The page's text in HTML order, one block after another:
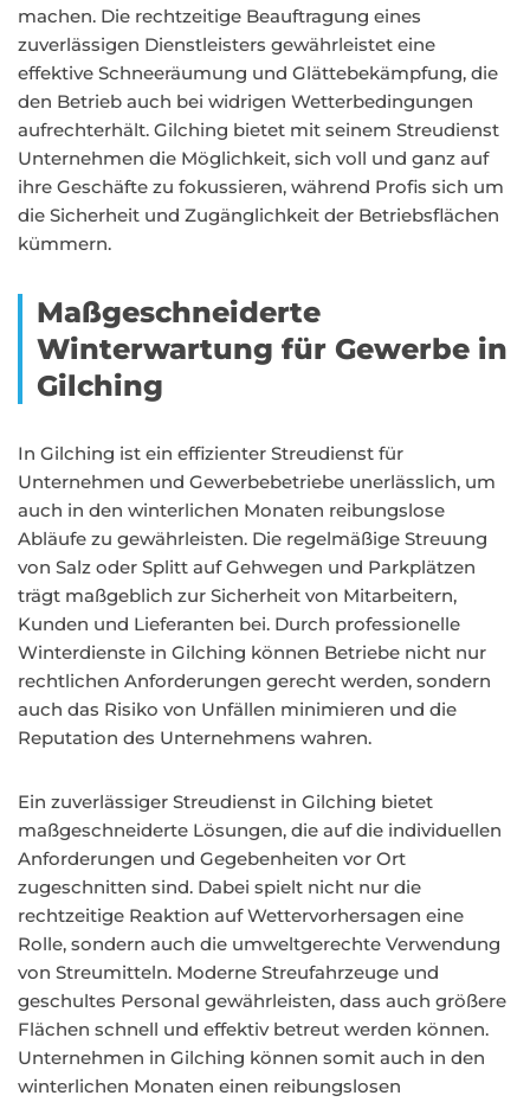
machen. Die rechtzeitige Beauftragung eines
zuverlässigen Dienstleisters gewährleistet eine
effektive Schneeräumung und Glättebekämpfung, die
den Betrieb auch bei widrigen Wetterbedingungen
aufrechterhält. Gilching bietet mit seinem Streudienst
Unternehmen die Möglichkeit, sich voll und ganz auf
ihre Geschäfte zu fokussieren, während Profis sich um
die Sicherheit und Zugänglichkeit der Betriebsflächen
kümmern.
Maßgeschneiderte
Winterwartung für Gewerbe in
Gilching
In Gilching ist ein effizienter Streudienst für
Unternehmen und Gewerbebetriebe unerlässlich, um
auch in den winterlichen Monaten reibungslose
Abläufe zu gewährleisten. Die regelmäßige Streuung
von Salz oder Splitt auf Gehwegen und Parkplätzen
trägt maßgeblich zur Sicherheit von Mitarbeitern,
Kunden und Lieferanten bei. Durch professionelle
Winterdienste in Gilching können Betriebe nicht nur
rechtlichen Anforderungen gerecht werden, sondern
auch das Risiko von Unfällen minimieren und die
Reputation des Unternehmens wahren.
Ein zuverlässiger Streudienst in Gilching bietet
maßgeschneiderte Lösungen, die auf die individuellen
Anforderungen und Gegebenheiten vor Ort
zugeschnitten sind. Dabei spielt nicht nur die
rechtzeitige Reaktion auf Wettervorhersagen eine
Rolle, sondern auch die umweltgerechte Verwendung
von Streumitteln. Moderne Streufahrzeuge und
geschultes Personal gewährleisten, dass auch größere
Flächen schnell und effektiv betreut werden können.
Unternehmen in Gilching können somit auch in den
winterlichen Monaten einen reibungslosen